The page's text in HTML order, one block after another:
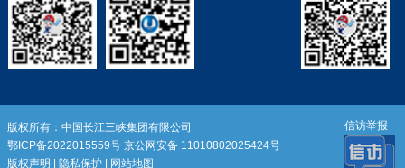
版权所有：中国长江三峡集团有限公司
鄂ICP备2022015559号 京公网安备 11010802025424号
版权声明
隐私保护| 网站地图
信访举报